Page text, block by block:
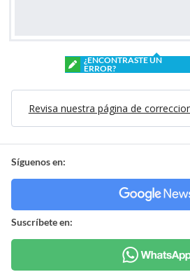
¿ENCONTRASTE UN
ERROR?
Revisa nuestra página de
Síguenos en:
Suscríbete en: